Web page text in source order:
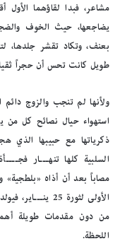
مشاعر، فبدا لقاؤهما الأول
يضاجعها، حيث الخوف
بعنف، وتكاد تقشر جلدها،
طويل كانت تحس أن حجراً
ولأنها لم تنجب والزوج
استهواء حيال نصائح كل من
ذكرياتها مع حبيبها الذي
السلبية كلها تنهـــار
مصاباً بعد أن أذاه «بلطجية»
الأولى لثورة
من دون مقدمات طويلة
اللحظة.